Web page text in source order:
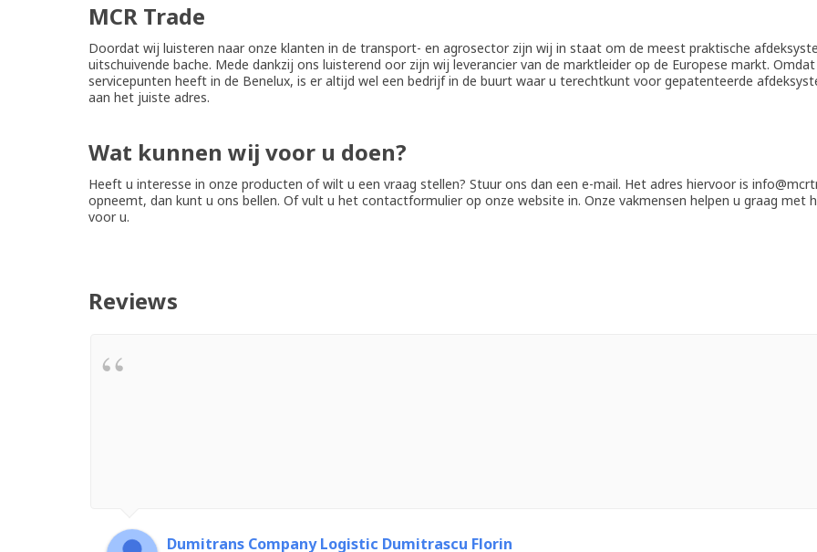
MCR Trade
Doordat wij luisteren naar onze klanten in de transport- en agrosector zijn wij in staat om de meest praktische
uitschuivende bache. Mede dankzij ons luisterend oor zijn wij leverancier van de marktleider op de Europese markt.
servicepunten heeft in de Benelux, is er altijd wel een bedrijf in de buurt waar u terechtkunt voor gepatenteerde
aan het juiste adres.
Wat kunnen wij voor u doen?
Heeft u interesse in onze producten of wilt u een vraag stellen? Stuur ons dan een e-mail. Het adres hiervoor is
opneemt, dan kunt u ons bellen. Of vult u het contactformulier op onze website in. Onze vakmensen helpen u graag met
voor u.
Reviews
Dumitrans Company Logistic Dumitrascu Florin